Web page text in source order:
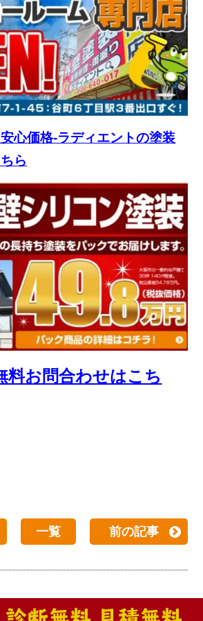
心価格-ラディエントの塗装
ら
料お問合わせはこち
一覧 前の記事